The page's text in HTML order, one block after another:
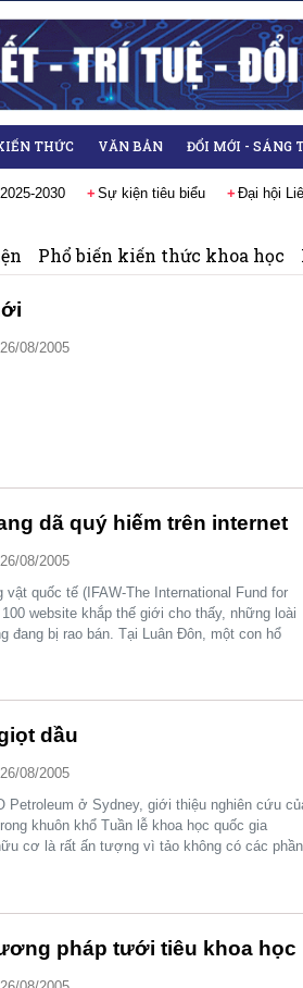
THỨC VĂN BẢN ĐỔI MỚI - SÁNG
Sự kiện tiêu biểu Đại hội Liên
Phổ biến kiến thức khoa học
08/2005
dã quý hiếm trên internet
08/2005
quốc tế (IFAW-The International Fund for
website khắp thế giới cho thấy, những loài
đang bị rao bán. Tại Luân Đôn, một con hổ
dầu
08/2005
Petroleum ở Sydney, giới thiệu nghiên cứu
khuôn khổ Tuần lễ khoa học quốc gia
cơ là rất ấn tượng vì tảo không có các phần
pháp tưới tiêu khoa học